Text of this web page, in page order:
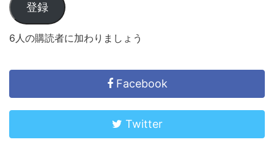
登録
6人の購読者に加わりましょう
Facebook
Twitter